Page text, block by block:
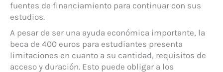
fuentes de financiamiento para continuar con sus
estudios.
A pesar de ser una ayuda económica importante, la
beca de 400 euros para estudiantes presenta
limitaciones en cuanto a su cantidad, requisitos de
acceso y duración. Esto puede obligar a los